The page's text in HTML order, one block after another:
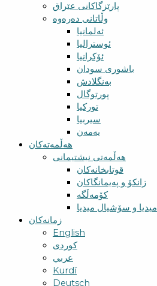
پارێزگاکانی عێراق
وڵاتانی دەرەوە
ئەلمانیا
ئوسترالیا
ئۆکرانیا
باشوری سودان
بەنگلادش
پورتوگال
تورکیا
سیربیا
یەمەن
هەڵمەتەکان
هەڵمەتی نیشتیمانی
قوتابخانەکان
زانکۆ و پەیمانگاکان
کۆمەڵگە
میدیا و سۆشیال میدیا
زمانەکان
English
کوردی
عربي
Kurdî
Deutsch